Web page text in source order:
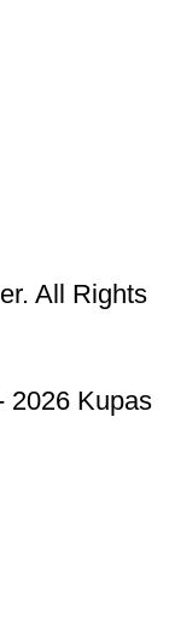
All Rights
2026 Kupas